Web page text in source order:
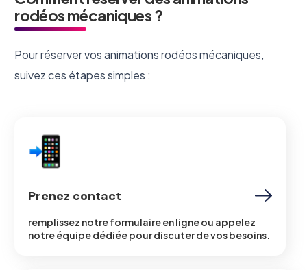
rodéos mécaniques ?
Pour réserver vos animations rodéos mécaniques,
suivez ces étapes simples :
Prenez contact
remplissez notre formulaire en ligne ou appelez
notre équipe dédiée pour discuter de vos besoins.